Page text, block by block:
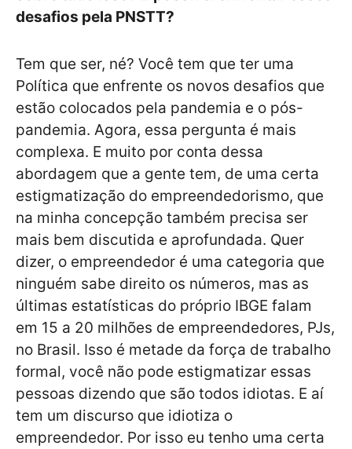
desafios pela PNSTT?
Tem que ser, né? Você tem que ter uma
Política que enfrente os novos desafios que
estão colocados pela pandemia e o pós-
pandemia. Agora, essa pergunta é mais
complexa. E muito por conta dessa
abordagem que a gente tem, de uma certa
estigmatização do empreendedorismo, que
na minha concepção também precisa ser
mais bem discutida e aprofundada. Quer
dizer, o empreendedor é uma categoria que
ninguém sabe direito os números, mas as
últimas estatísticas do próprio IBGE falam
em 15 a 20 milhões de empreendedores, PJs,
no Brasil. Isso é metade da força de trabalho
formal, você não pode estigmatizar essas
pessoas dizendo que são todos idiotas. E aí
tem um discurso que idiotiza o
empreendedor. Por isso eu tenho uma certa